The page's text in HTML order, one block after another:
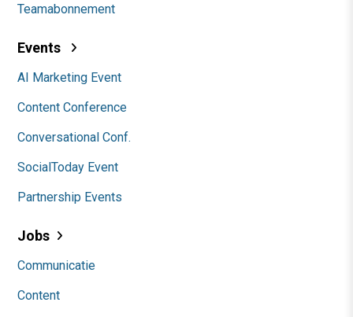
Teamabonnement
Events
AI Marketing Event
Content Conference
Conversational Conf.
SocialToday Event
Partnership Events
Jobs
Communicatie
Content